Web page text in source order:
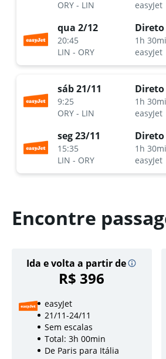
ORY- LIN
easyJet
qua 2/12
20:45
LIN - ORY
Direto
1h
easyJet
sáb 21/11
9:25
ORY- LIN
Direto
1h
easyJet
seg 23/11
15:35
LIN - ORY
Direto
1h
easyJet
Encontre
Ida e volta a partir de
R$ 396
easyJet
21/11-24/11
Sem escalas
Total: 3h 00min
De Paris para Itália